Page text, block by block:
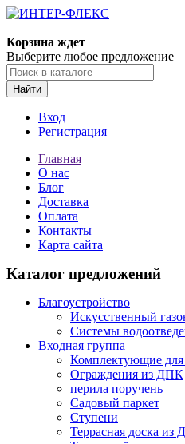
Корзина ждет
Выберите любое предложение
Найти
Вход
Регистрация
Главная
О нас
Блог
Доставка
Оплата
Контакты
Карта сайта
Каталог предложений
Благоустройство
Искусственный
Системы
Входная группа
Комплектующие
Ограждения из ДПК
перила поручень
Садовый паркет
Ступени
Террасная доска из